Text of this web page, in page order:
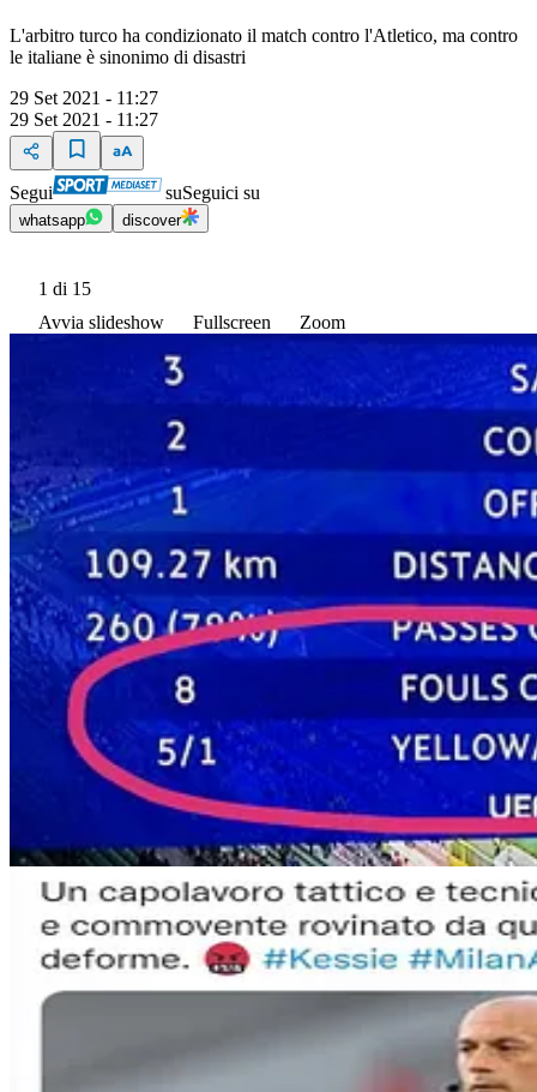
L'arbitro turco ha condizionato il match contro l'Atletico, ma contro
le italiane è sinonimo di disastri
29 Set 2021 - 11:27
29 Set 2021 - 11:27
Segui suSeguici su
whatsapp discover
1 di 15
Avvia slideshow
Fullscreen Zoom